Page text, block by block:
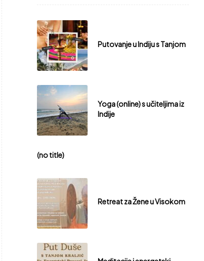
Putovanje u Indiju s Tanjom
Yoga (online) s učiteljima iz
Indije
(no title)
Retreat za Žene u Visokom